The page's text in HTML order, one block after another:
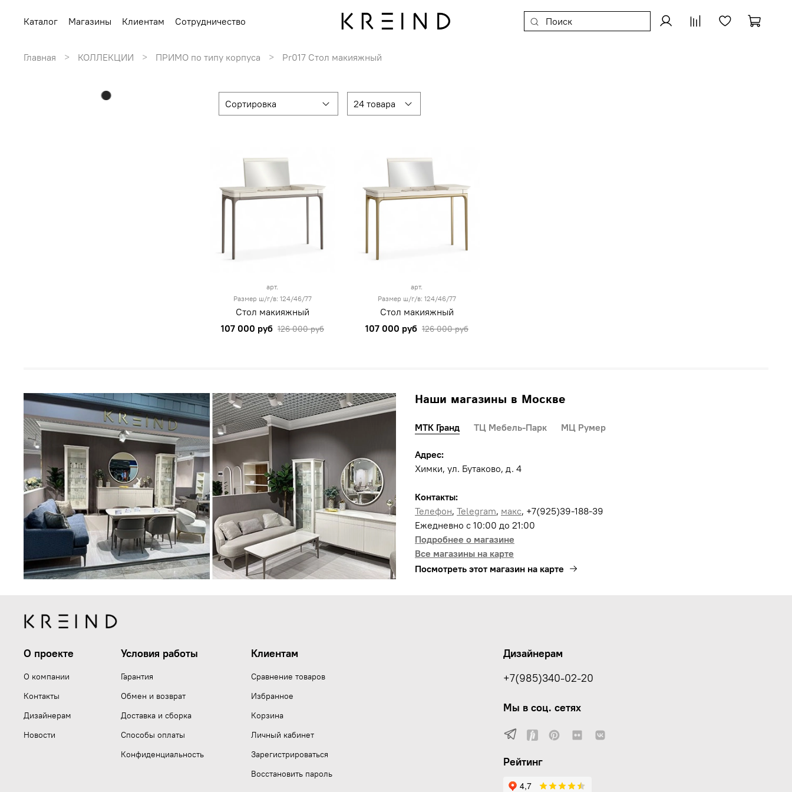
Каталог Магазины Клиентам Сотрудничество
Главная КОЛЛЕКЦИИ ПРИМО по типу корпуса Pr017 Стол макияжный
арт.
Размер ш/г/в: 124/46/77
Стол макияжный
107 000 руб 126 000 руб
арт.
Размер ш/г/в: 124/46/77
Стол макияжный
107 000 руб 126 000 руб
Наши магазины в Москве
МТК Гранд ТЦ Мебель-Парк МЦ Румер
Адрес:
Химки, ул. Бутаково, д. 4
Контакты:
Телефон, Telegram, макс, +7(925)39-188-39
Ежедневно с 10:00 до 21:00
Подробнее о магазине
Все магазины на карте
Посмотреть этот магазин на карте
О проекте
О компании
Контакты
Дизайнерам
Новости
Условия работы
Гарантия
Обмен и возврат
Доставка и сборка
Способы оплаты
Конфиденциальность
Клиентам
Сравнение товаров
Избранное
Корзина
Личный кабинет
Зарегистрироваться
Восстановить пароль
Дизайнерам
+7(985)340-02-20
Мы в соц. сетях
Рейтинг